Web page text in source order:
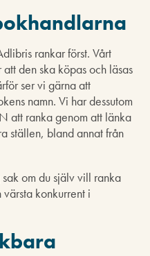
rankar först. Vårt
den ska köpas och läsas
ser vi gärna att
namn. Vi har dessutom
att ranka genom att länka
ställen, bland annat från
om du själv vill ranka
konkurrent i